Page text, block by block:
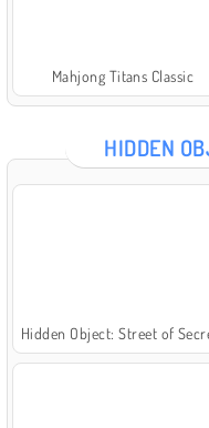
Mahjong Titans Classic
HIDDEN